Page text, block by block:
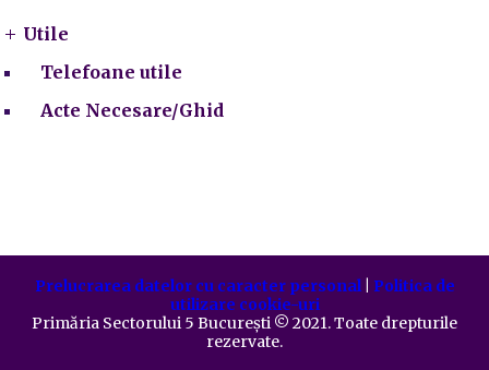
Utile
Telefoane utile
Acte Necesare/Ghid
Prelucrarea datelor cu caracter personal| Politica de
utilizare cookie-uri
Primăria Sectorului 5 București ©️ 2021. Toate drepturile
rezervate.